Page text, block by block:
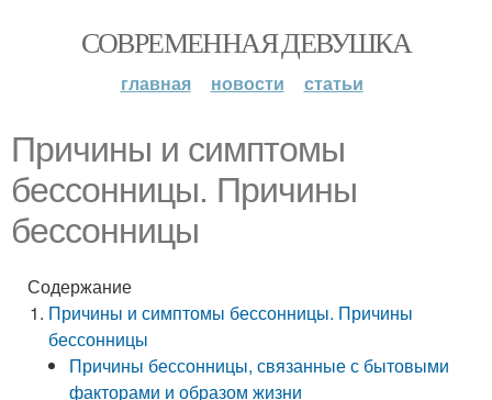
СОВРЕМЕННАЯ ДЕВУШКА
главная новости статьи
Причины и симптомы
бессонницы. Причины
бессонницы
Содержание
Причины и симптомы бессонницы. Причины
бессонницы
Причины бессонницы, связанные с бытовыми
факторами и образом жизни